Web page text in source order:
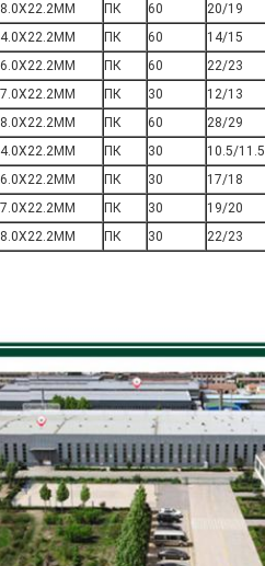
ПК 60 20/19
ПК 60 14/15
ПК 60 22/23
ПК 30 12/13
ПК 60 28/29
ПК 30 10.5/11.5
ПК 30 17/18
ПК 30 19/20
ПК 30 22/23